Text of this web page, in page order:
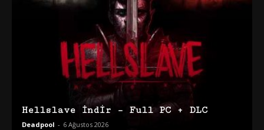
Hellslave İndir – Full PC + DLC
Deadpool - 6 Ağustos 2026